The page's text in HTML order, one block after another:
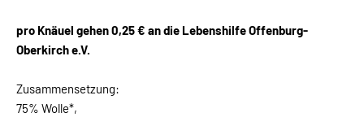
pro Knäuel gehen 0,25 € an die Lebenshilfe Offenburg-
Oberkirch e.V.
Zusammensetzung:
75% Wolle*,